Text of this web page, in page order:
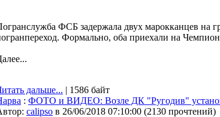
ФСБ задержала двух марокканцев на
Формально, оба приехали на
дальше... | 1586 байт
: ФОТО и ВИДЕО: Возле ДК "Ругодив"
calipso в 26/06/2018 07:10:00 (2130 прочтений)